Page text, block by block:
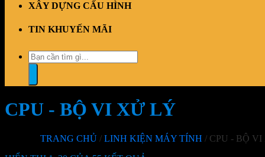
XÂY DỰNG CẤU HÌNH
TIN KHUYẾN MÃI
Tìm
kiếm:
CPU - BỘ VI XỬ LÝ
TRANG CHỦ / LINH KIỆN MÁY TÍNH / CPU - BỘ